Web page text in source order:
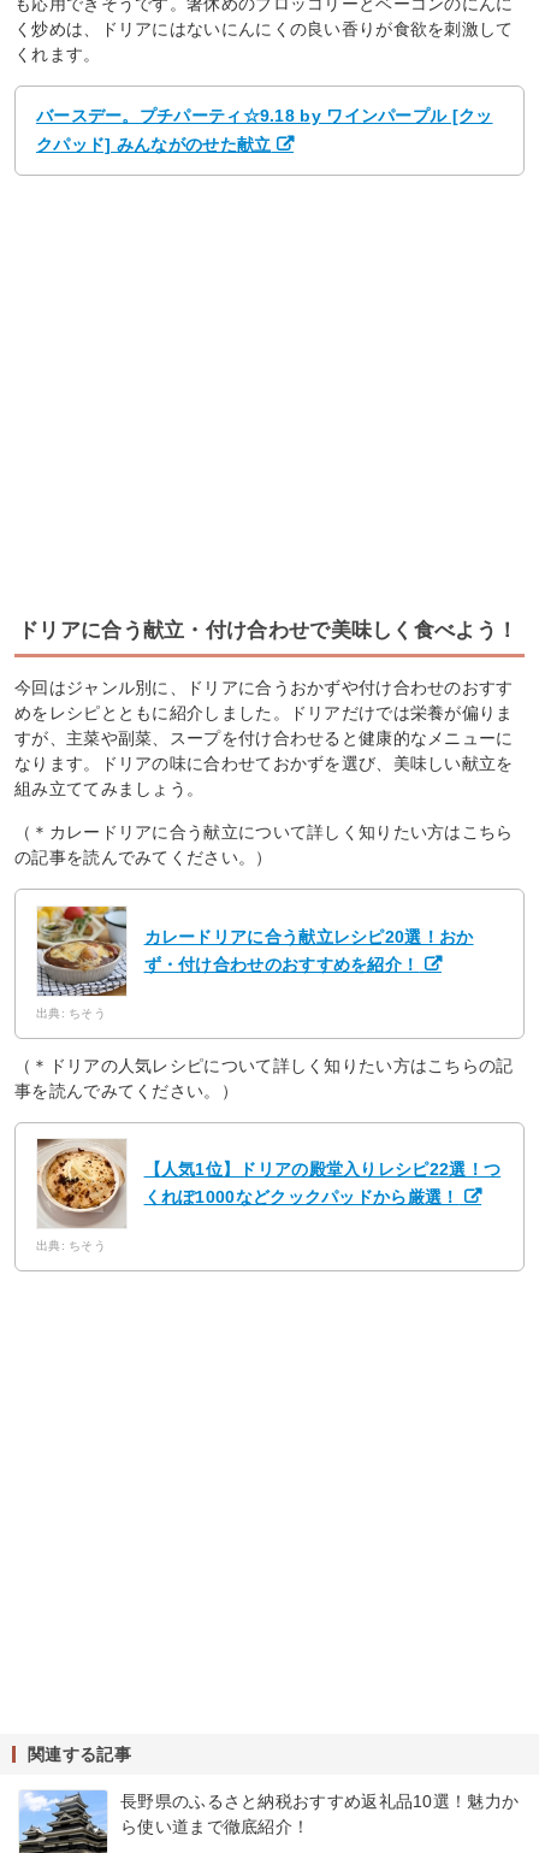
く炒めは、ドリアにはないにんにくの良い香りが食欲を刺激して
くれます。
バースデー。プチパーティ☆9.18 by ワインパープル [クッ
クパッド] みんながのせた献立
ドリアに合う献立・付け合わせで美味しく食べよう！
今回はジャンル別に、ドリアに合うおかずや付け合わせのおすす
めをレシピとともに紹介しました。ドリアだけでは栄養が偏りま
すが、主菜や副菜、スープを付け合わせると健康的なメニューに
なります。ドリアの味に合わせておかずを選び、美味しい献立を
組み立ててみましょう。
（＊カレードリアに合う献立について詳しく知りたい方はこちら
の記事を読んでみてください。）
カレードリアに合う献立レシピ20選！おか
ず・付け合わせのおすすめを紹介！
出典: ちそう
（＊ドリアの人気レシピについて詳しく知りたい方はこちらの記
事を読んでみてください。）
【人気1位】ドリアの殿堂入りレシピ22選！つ
くれぽ1000などクックパッドから厳選！
出典: ちそう
関連する記事
長野県のふるさと納税おすすめ返礼品10選！魅力か
ら使い道まで徹底紹介！